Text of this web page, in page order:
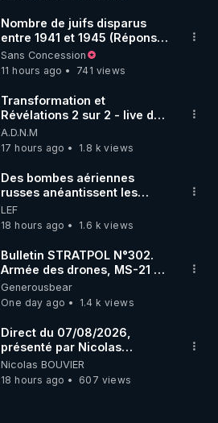
Nombre de juifs disparus
entre 1941 et 1945 (Réponse
à mes accusateurs)
Sans Concession
11 hours ago
741 views
Transformation et
Révélations 2 sur 2 - live du
07/08/26
A.D.N.M
17 hours ago
1.8 k views
Des bombes aériennes
russes anéantissent les
centres de contrôle de
drones de 3 brigades
ukrainienne
LEF
18 hours ago
1.6 k views
Bulletin STRATPOL N°302.
Armée des drones, MS-21 en
série, missiles coréens.
07.08.2026.
Generousbear
One day ago
1.4 k views
Direct du 07/08/2026,
présenté par Nicolas
BOUVIER
Nicolas BOUVIER
18 hours ago
607 views